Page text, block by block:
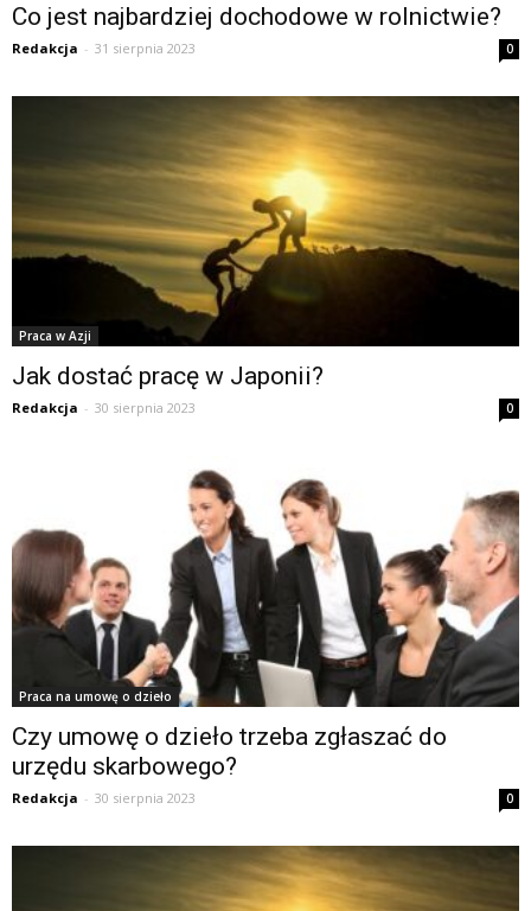
Co jest najbardziej dochodowe w rolnictwie?
Redakcja - 31 sierpnia 2023 0
Praca w Azji
Jak dostać pracę w Japonii?
Redakcja - 30 sierpnia 2023 0
Praca na umowę o dzieło
Czy umowę o dzieło trzeba zgłaszać do
urzędu skarbowego?
Redakcja - 30 sierpnia 2023 0